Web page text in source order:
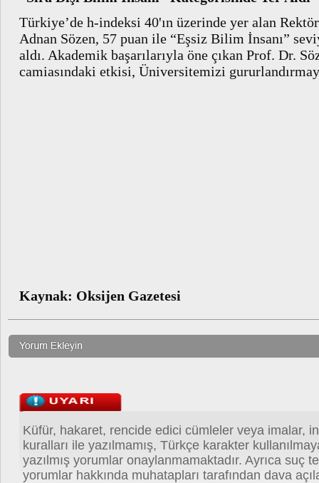
Türkiye’de h-indeksi 40'ın üzerinde yer alan
Adnan Sözen, 57 puan ile “Eşsiz Bilim İnsanı”
aldı. Akademik başarılarıyla öne çıkan Prof. Dr.
camiasındaki etkisi, Üniversitemizi
Kaynak: Oksijen Gazetesi
Küfür, hakaret, rencide edici cümleler veya imalar,
kuralları ile yazılmamış, Türkçe karakter
yazılmış yorumlar onaylanmamaktadır. Ayrıca suç
yorumlar hakkında muhatapları tarafından dava